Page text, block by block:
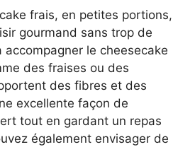
frais, en petites portions,
gourmand sans trop de
accompagner le cheesecake
des fraises ou des
des fibres et des
excellente façon de
tout en gardant un repas
également envisager de